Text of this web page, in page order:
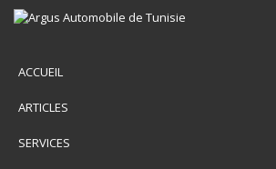
ACCUEIL
ARTICLES
SERVICES